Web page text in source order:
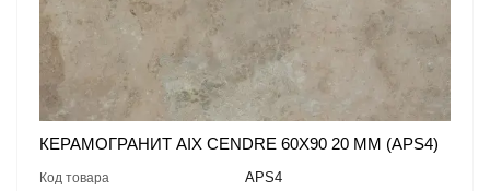
КЕРАМОГРАНИТ AIX CENDRE 60X90 20 MM (APS4)
Код товара APS4